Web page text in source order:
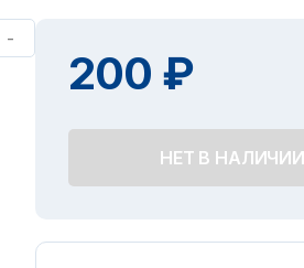
-
200 ₽
НЕТ В НАЛИЧИИ